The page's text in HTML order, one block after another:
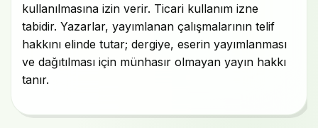
kullanılmasına izin verir. Ticari kullanım izne
tabidir. Yazarlar, yayımlanan çalışmalarının telif
hakkını elinde tutar; dergiye, eserin yayımlanması
ve dağıtılması için münhasır olmayan yayın hakkı
tanır.